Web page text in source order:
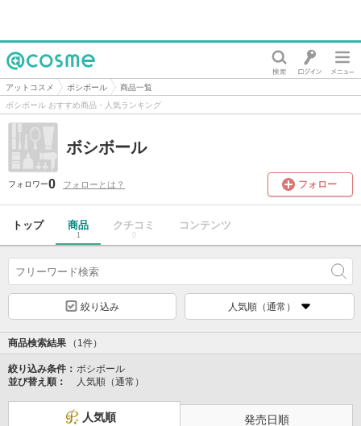
@cosme
アットコスメ ボシボール
商品一覧
ボシボール おすすめ商品・人気ランキング
ボシボール
フォロワー0 フォローとは？ フォロー
トップ 商品
1
クチコミ
0
コンテンツ
絞り込み 人気順（通常）
商品検索結果 （1件）
絞り込み条件： ボシボール
並び替え順：
人気順（通常）
人気順 発売日順